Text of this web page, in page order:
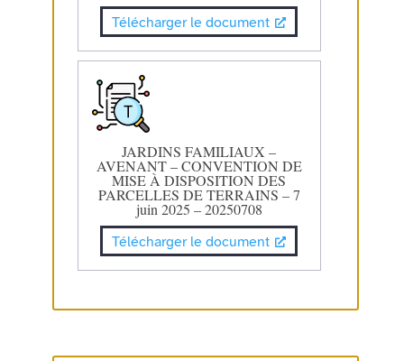
Télécharger le document
JARDINS FAMILIAUX –
AVENANT – CONVENTION DE
MISE À DISPOSITION DES
PARCELLES DE TERRAINS – 7
juin 2025 – 20250708
Télécharger le document